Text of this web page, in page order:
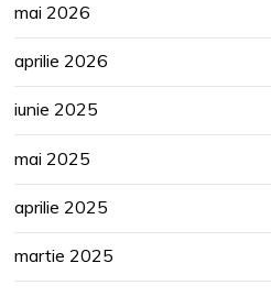
mai 2026
aprilie 2026
iunie 2025
mai 2025
aprilie 2025
martie 2025